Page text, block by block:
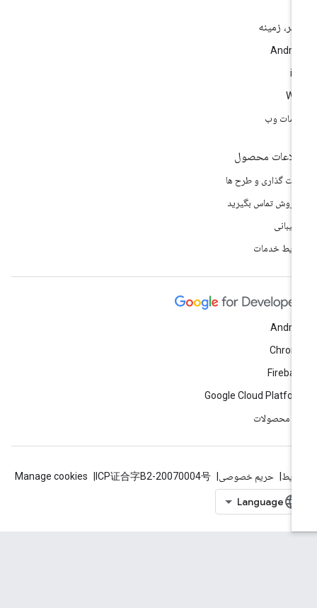
زمینه
وب
محصول
گذاری و طرح ها
فروش تماس بگیرید
خدمات
Google Cloud
محصولات
حریم خصوصی ICP证合字B2-20070004号
Manage cookies